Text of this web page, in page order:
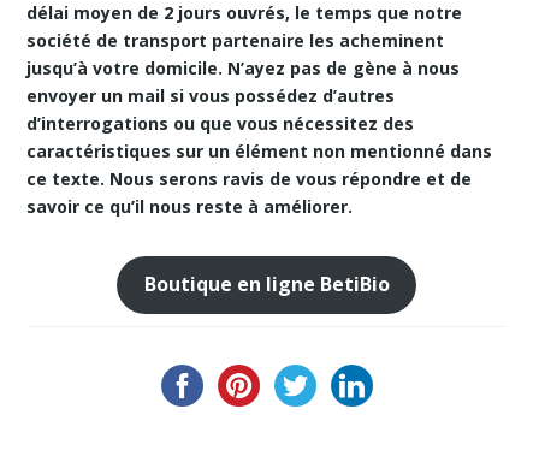
délai moyen de 2 jours ouvrés, le temps que notre
société de transport partenaire les acheminent
jusqu’à votre domicile. N’ayez pas de gène à nous
envoyer un mail si vous possédez d’autres
d’interrogations ou que vous nécessitez des
caractéristiques sur un élément non mentionné dans
ce texte. Nous serons ravis de vous répondre et de
savoir ce qu’il nous reste à améliorer.
Boutique en ligne BetiBio